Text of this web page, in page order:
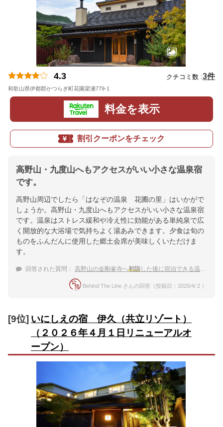
4.3 クチコミ数 :3件
和歌山県伊都郡かつらぎ町花園梁瀬779-1
料金を表示
割引クーポンをチェック
高野山・九度山へもアクセスがいい小さな温泉宿
です。
高野山周辺でしたら「はなぞの温泉 花圃の里」はいかがで
しょうか。高野山・九度山へもアクセスがいい小さな温泉宿
です。温泉はストレス緩和や冷え性に効能がある単純泉で広
く開放的な大浴場で気持ちよく湯あみできます。夕食は旬の
ものをふんだんに使用した郷土会席が美味しくいただけま
す。
回答された質問： 高野山の金剛峯寺へ初詣 した後に宿泊できる温泉宿
Behind The Line さんの回答（投稿日：2025/4/ 2 ）
[9位] いにしえの宿 伊久（共立リゾート）
（２０２６年４月１日リニューアルオ
ープン）